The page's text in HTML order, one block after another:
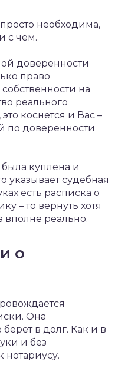
необходима,
с чем.
доверенности
право
на
реального
коснется и Вас –
по доверенности
куплена и
указывает судебная
есть расписка о
– то вернуть хотя
вполне реально.
о
Она
в долг. Как и в
и без